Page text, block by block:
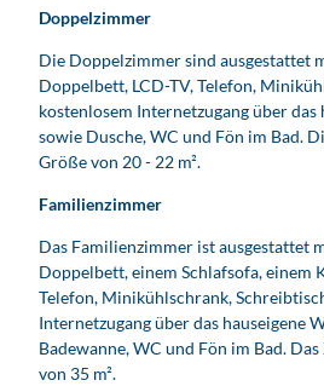
m
r
i
m
H
o
e
l
D
&
#
2
4
Doppelzimmer
Die Doppelzimmer sind ausgestattet
Doppelbett, LCD-TV, Telefon,
kostenlosem Internetzugang über das
sowie Dusche, WC und Fön im Bad.
Größe von 20 - 22 m².
Familienzimmer
Das Familienzimmer ist ausgestattet
Doppelbett, einem Schlafsofa, einem
Telefon, Minikühlschrank,
Internetzugang über das hauseigene
Badewanne, WC und Fön im Bad.
von 35 m².